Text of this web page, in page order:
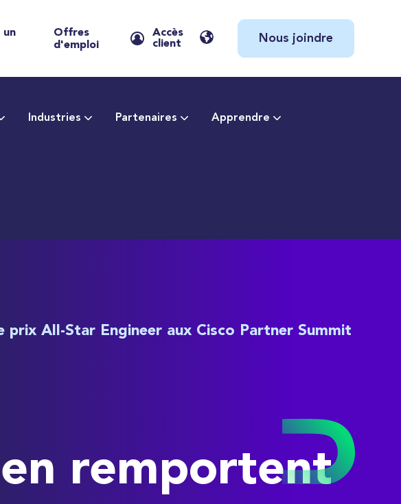
un
Offres
d'emploi
Accès
client
Nous joindre
Industries Partenaires Apprendre
prix All-Star Engineer aux Cisco Partner Summit
remportent